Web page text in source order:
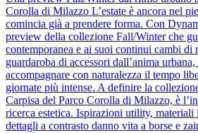
Corolla di Milazzo L’estate è ancora nel
comincia già a prendere forma. Con
preview della collezione Fall/Winter che
contemporanea e ai suoi continui cambi
guardaroba di accessori dall’anima
accompagnare con naturalezza il tempo
giornate più intense. A definire la
Carpisa del Parco Corolla di Milazzo, è
ricerca estetica. Ispirazioni utility,
dettagli a contrasto danno vita a borse e